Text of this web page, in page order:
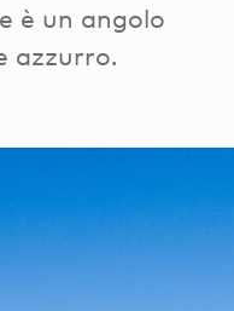
è un angolo
azzurro.